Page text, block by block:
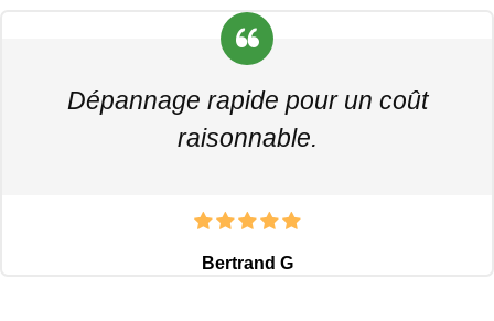
Dépannage rapide pour un coût
raisonnable.
Bertrand G